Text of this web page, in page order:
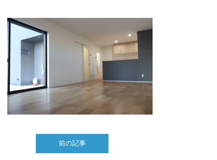
前の記事